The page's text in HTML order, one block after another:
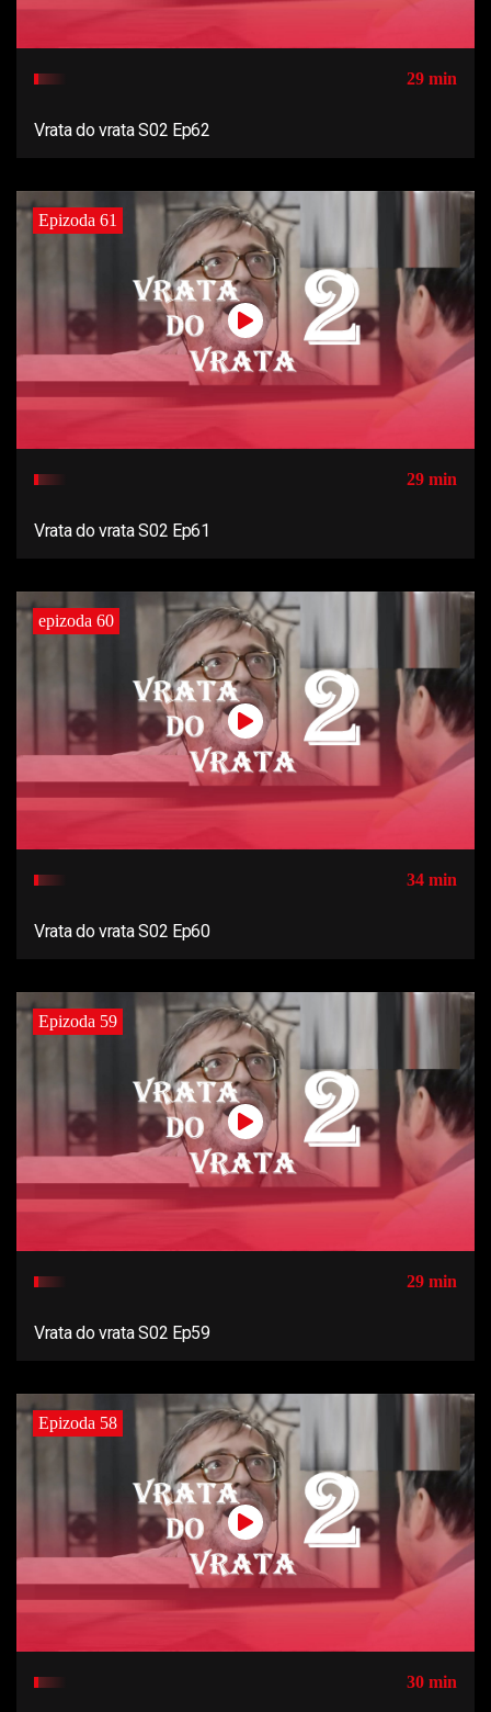
29 min
Vrata do vrata S02 Ep62
Epizoda 61
29 min
Vrata do vrata S02 Ep61
epizoda 60
34 min
Vrata do vrata S02 Ep60
Epizoda 59
29 min
Vrata do vrata S02 Ep59
Epizoda 58
30 min